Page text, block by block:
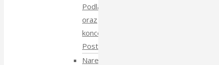
Podlasie
oraz
koncert
Postmana
Narewka